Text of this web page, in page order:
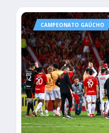
CAMPEONATO GAÚCHO